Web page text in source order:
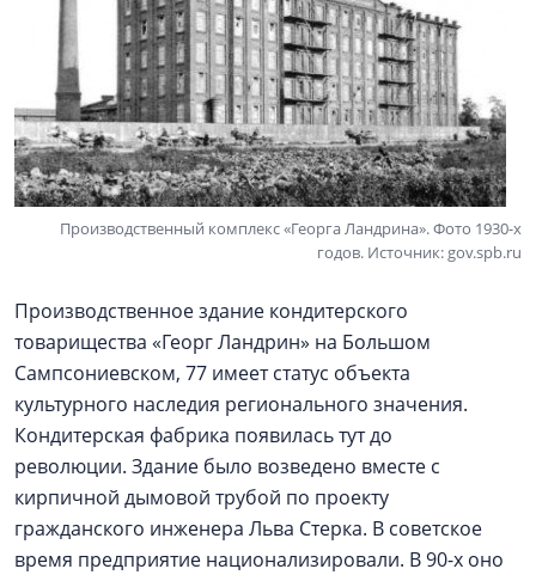
Производственный комплекс «Георга Ландрина». Фото 1930-х
годов. Источник: gov.spb.ru
Производственное здание кондитерского
товарищества «Георг Ландрин» на Большом
Сампсониевском, 77 имеет статус объекта
культурного наследия регионального значения.
Кондитерская фабрика появилась тут до
революции. Здание было возведено вместе с
кирпичной дымовой трубой по проекту
гражданского инженера Льва Стерка. В советское
время предприятие национализировали. В 90-х оно